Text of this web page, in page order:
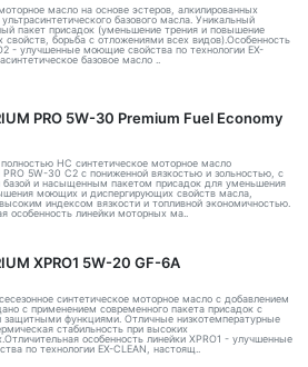
масло на основе эстеров, алкилированных
базового масла. Уникальный
пакет присадок (уменьшение трения и повышение
борьба с отложениями всех видов).Особенность
- улучшенные моющие свойства по технологии EX-
базовое масло ..
PRO 5W-30 Premium Fuel Economy
HC синтетическое моторное масло
PRO 5W-30 C2 с пониженной вязкостью и зольностью, с
базой и насыщенным пакетом присадок для уменьшения
моющих и диспергирующих свойств масла,
индексом вязкости и топливной экономичностью.
особенность линейки моторных ма..
XPRO1 5W-20 GF-6A
синтетическое моторное масло с добавлением
с применением современного пакета присадок с
функциями. Отличные низкотемпературные
стабильность при высоких
особенность линейки XPRO1 - улучшенные
по технологии EX-CLEAN, настоящ..